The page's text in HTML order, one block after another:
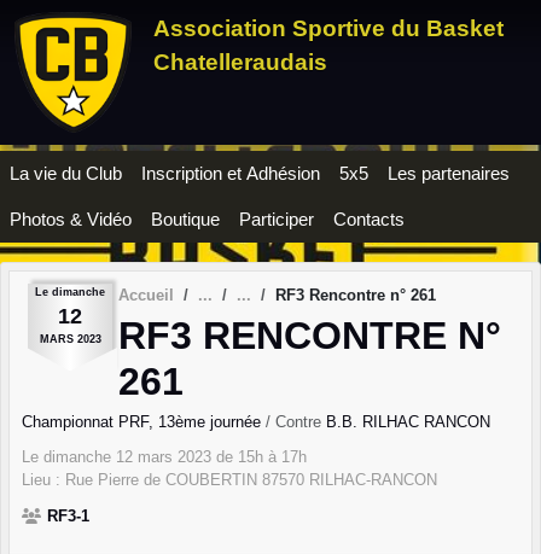
Association Sportive du Basket
Chatelleraudais
La vie du Club Inscription et Adhésion 5x5 Les partenaires
Photos & Vidéo Boutique Participer Contacts
Le dimanche
12
MARS 2023
Accueil RF3 Rencontre n° 261
RF3 RENCONTRE N°
261
Championnat PRF, 13ème journée / Contre B.B. RILHAC RANCON
Le dimanche 12 mars 2023 de 15h à 17h
Lieu : Rue Pierre de COUBERTIN 87570 RILHAC-RANCON
RF3-1
Panneau de gestion des cookies